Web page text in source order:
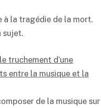
à la tragédie de la mort.
sujet.
truchement d’une
entre la musique et la
de la musique sur